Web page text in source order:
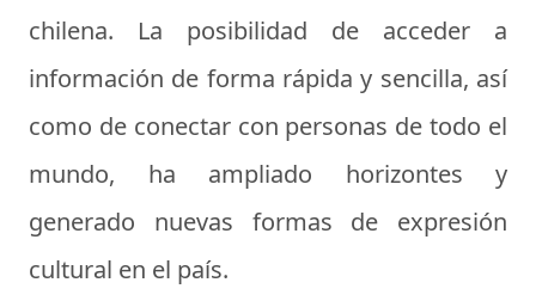
chilena. La posibilidad de acceder a
información de forma rápida y sencilla, así
como de conectar con personas de todo el
mundo, ha ampliado horizontes y
generado nuevas formas de expresión
cultural en el país.